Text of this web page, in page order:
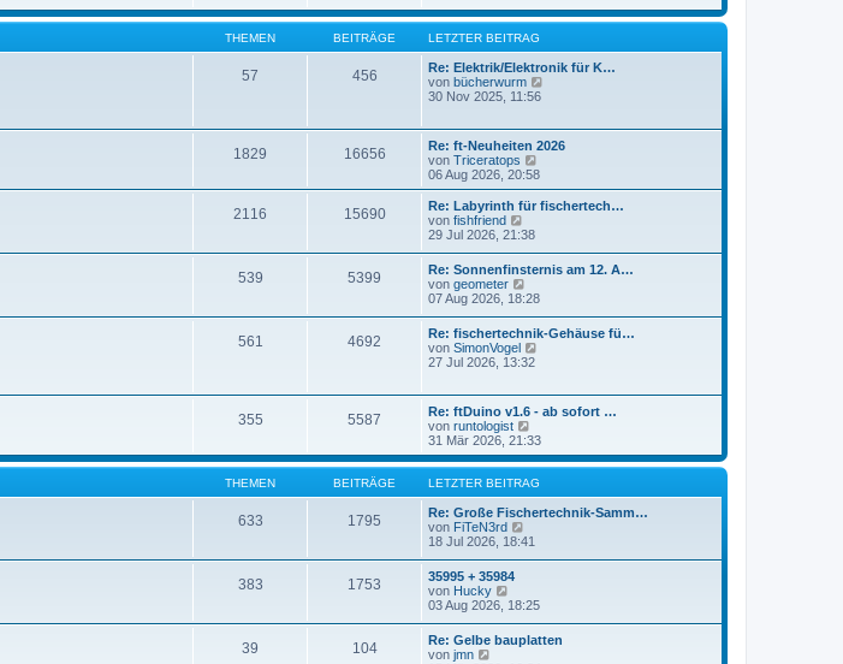
B
e
t
r
a
s
t
r
B
e
i
r
a
g
THEMEN BEITRÄGE LETZTER BEITRAG
57 456
Re: Elektrik/Elektronik für K…
von bücherwurm
s
t
B
e
r
a
30 Nov 2025, 11:56
1829 16656
Re: ft-Neuheiten 2026
von Triceratops
e
u
e
r
B
i
t
r
06 Aug 2026, 20:58
2116 15690
Re: Labyrinth für fischertech…
von fishfriend
e
s
t
e
r
B
e
i
r
a
g
29 Jul 2026, 21:38
539 5399
Re: Sonnenfinsternis am 12. A…
von geometer
e
e
s
t
e
B
e
i
t
r
a
g
07 Aug 2026, 18:28
561 4692
Re: fischertechnik-Gehäuse fü…
von SimonVogel
e
r
B
i
r
27 Jul 2026, 13:32
355 5587
Re: ftDuino v1.6 - ab sofort …
von runtologist
e
u
e
s
t
e
B
r
a
g
31 Mär 2026, 21:33
THEMEN BEITRÄGE LETZTER BEITRAG
633 1795
Re: Große Fischertechnik-Samm…
von FiTeN3rd
e
t
e
r
B
18 Jul 2026, 18:41
383 1753
35995 + 35984
von Hucky
e
s
03 Aug 2026, 18:25
39 104
Re: Gelbe bauplatten
von jmn